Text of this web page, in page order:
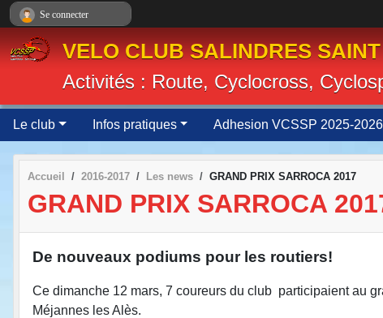
VELO CLUB SALINDRES
Activités : Route, Cyclocross,
Le club Infos pratiques Adhesion VCSSP 2025-2026
Accueil 2016-2017 Les news GRAND PRIX SARROCA 2017
GRAND PRIX SARROCA
De nouveaux podiums pour les routiers!
Ce dimanche 12 mars, 7 coureurs du club participaient au
Méjannes les Alès.
Se connecter
Panneau de gestion des cookies